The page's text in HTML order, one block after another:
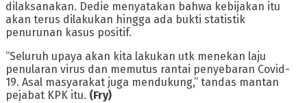
dilaksanakan. Dedie menyatakan bahwa kebijakan itu
akan terus dilakukan hingga ada bukti statistik
penurunan kasus positif.
“Seluruh upaya akan kita lakukan utk menekan laju
penularan virus dan memutus rantai penyebaran Covid-
19. Asal masyarakat juga mendukung,” tandas mantan
pejabat KPK itu. (Fry)